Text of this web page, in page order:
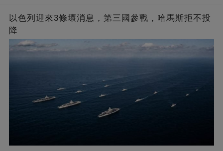
以色列迎來3條壞消息，第三國參戰，哈馬斯拒不投
降